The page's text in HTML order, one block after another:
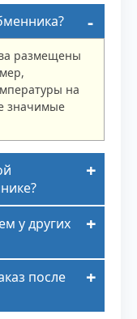
размещены
на
значимые
у других
после